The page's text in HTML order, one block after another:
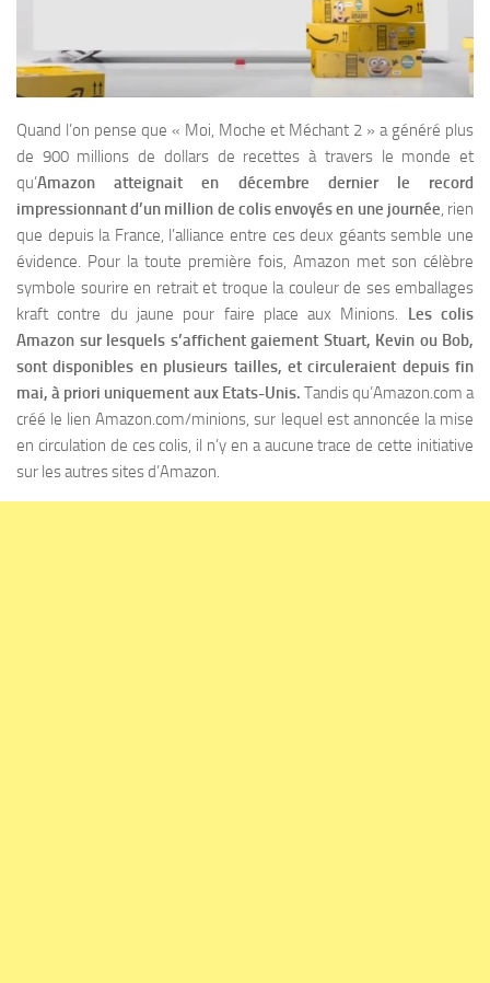
Quand l’on pense que « Moi, Moche et Méchant 2 » a généré plus
de 900 millions de dollars de recettes à travers le monde et
qu’Amazon atteignait en décembre dernier le record
impressionnant d’un million de colis envoyés en une journée, rien
que depuis la France, l’alliance entre ces deux géants semble une
évidence. Pour la toute première fois, Amazon met son célèbre
symbole sourire en retrait et troque la couleur de ses emballages
kraft contre du jaune pour faire place aux Minions. Les colis
Amazon sur lesquels s’affichent gaiement Stuart, Kevin ou Bob,
sont disponibles en plusieurs tailles, et circuleraient depuis fin
mai, à priori uniquement aux Etats-Unis. Tandis qu’Amazon.com a
créé le lien Amazon.com/minions, sur lequel est annoncée la mise
en circulation de ces colis, il n’y en a aucune trace de cette initiative
sur les autres sites d’Amazon.